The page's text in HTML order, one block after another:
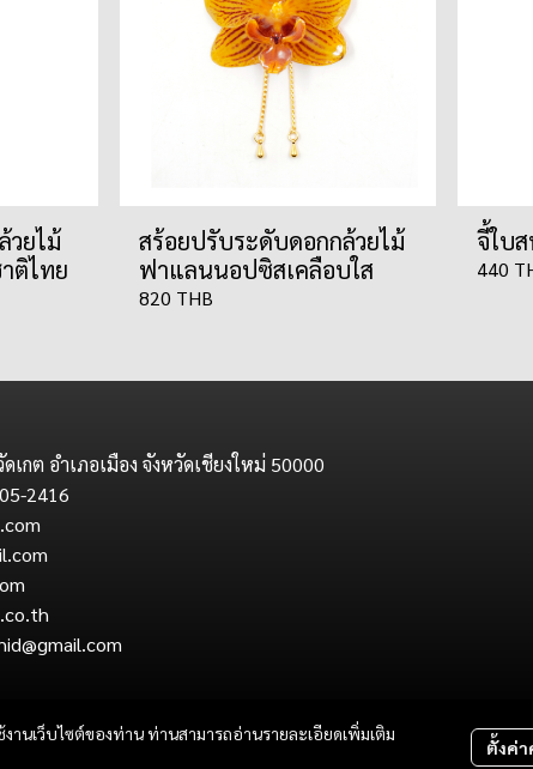
วยไม้
ติไทย
สร้อยปรับระดับดอกกล้วยไม้
ฟาแลนนอปซิสเคลือบใส
820 THB
จี้ใบ
440
นเว็บไซต์ของท่าน ท่านสามารถอ่านรายละเอียดเพิ่มเติม
ตั้งค่
กต อำเภอเมือง จังหวัดเชียงใหม่ 50000
2416